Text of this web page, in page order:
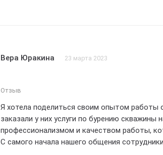
Вера Юракина 23 марта 2023
Отзыв
Я хотела поделиться своим опытом работы
заказали у них услуги по бурению скважины
профессионализмом и качеством работы,
С самого начала нашего общения